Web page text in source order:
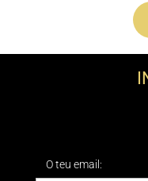
O teu email: